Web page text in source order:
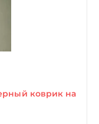
коврик на